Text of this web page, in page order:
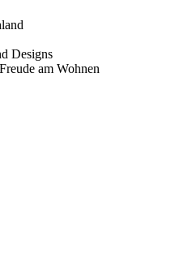
Designs
am Wohnen